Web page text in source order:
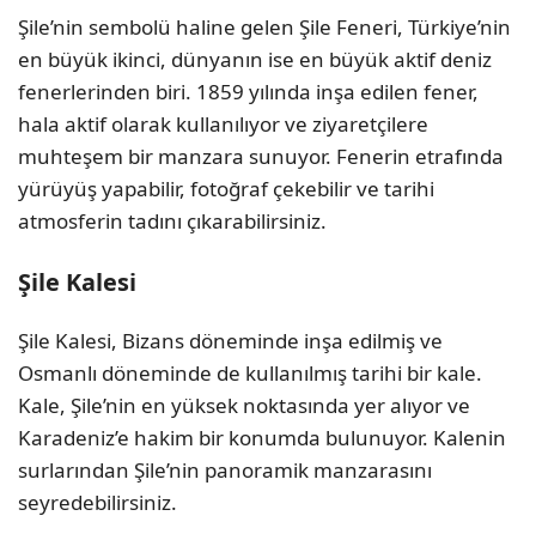
Şile’nin sembolü haline gelen Şile Feneri, Türkiye’nin
en büyük ikinci, dünyanın ise en büyük aktif deniz
fenerlerinden biri. 1859 yılında inşa edilen fener,
hala aktif olarak kullanılıyor ve ziyaretçilere
muhteşem bir manzara sunuyor. Fenerin etrafında
yürüyüş yapabilir, fotoğraf çekebilir ve tarihi
atmosferin tadını çıkarabilirsiniz.
Şile Kalesi
Şile Kalesi, Bizans döneminde inşa edilmiş ve
Osmanlı döneminde de kullanılmış tarihi bir kale.
Kale, Şile’nin en yüksek noktasında yer alıyor ve
Karadeniz’e hakim bir konumda bulunuyor. Kalenin
surlarından Şile’nin panoramik manzarasını
seyredebilirsiniz.